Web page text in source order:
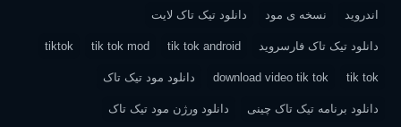
اندروید نسخه ی مود دانلود تیک تاک لایت
دانلود تیک تاک فارسروید tik tok android
tik tok mod
tiktok
tik tok
download video tik tok دانلود مود تیک تاک
دانلود برنامه تیک تاک چینی دانلود ورژن مود تیک تاک